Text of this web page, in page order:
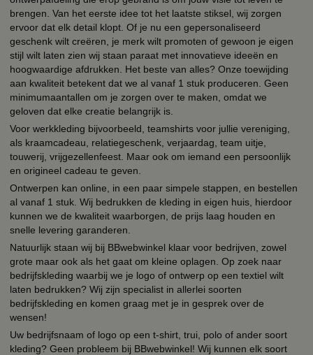
brengen. Van het eerste idee tot het laatste stiksel, wij zorgen
ervoor dat elk detail klopt. Of je nu een gepersonaliseerd
geschenk wilt creëren, je merk wilt promoten of gewoon je eigen
stijl wilt laten zien wij staan paraat met innovatieve ideeën en
hoogwaardige afdrukken. Het beste van alles? Onze toewijding
aan kwaliteit betekent dat we al vanaf 1 stuk produceren. Geen
minimumaantallen om je zorgen over te maken, omdat we
geloven dat elke creatie belangrijk is.
Voor werkkleding bijvoorbeeld, teamshirts voor jullie vereniging,
als kraamcadeau, relatiegeschenk, verjaardag, team uitje,
touwerij, vrijgezellenfeest. Maar ook om iemand een persoonlijk
en origineel cadeau te geven.
Ontwerpen kan online, in een paar simpele stappen, en bestellen
al vanaf 1 stuk. Wij bedrukken de kleding in eigen huis, hierdoor
kunnen we de kwaliteit waarborgen, de prijs laag houden en
snelle levering garanderen.
Natuurlijk staan wij bij BBwebwinkel klaar voor bedrijven, zowel
grote maar ook als het gaat om kleine oplagen. Op zoek naar
bedrijfskleding waarbij we je logo of ontwerp op een textiel wilt
laten bedrukken? Wij zijn specialist in allerlei soorten
bedrijfskleding en komen graag met je in gesprek over de
wensen!
Uw bedrijfsnaam of logo op een t-shirt, trui, polo of ander soort
kleding? Geen probleem bij BBwebwinkel! Wij kunnen elk soort